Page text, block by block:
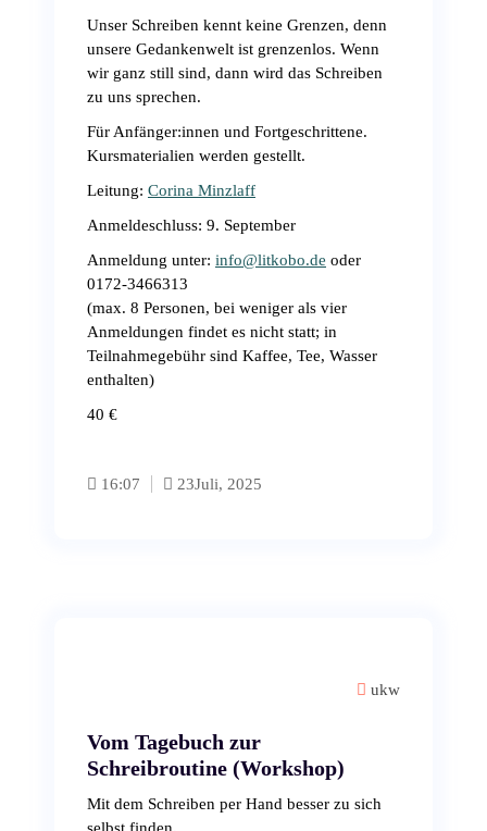
Unser Schreiben kennt keine Grenzen, denn
unsere Gedankenwelt ist grenzenlos. Wenn
wir ganz still sind, dann wird das Schreiben
zu uns sprechen.
Für Anfänger:innen und Fortgeschrittene.
Kursmaterialien werden gestellt.
Leitung: Corina Minzlaff
Anmeldeschluss: 9. September
Anmeldung unter: info@litkobo.de oder
0172-3466313
(max. 8 Personen, bei weniger als vier
Anmeldungen findet es nicht statt; in
Teilnahmegebühr sind Kaffee, Tee, Wasser
enthalten)
40 €
16:07 23Juli, 2025
ukw
Vom Tagebuch zur
Schreibroutine (Workshop)
Mit dem Schreiben per Hand besser zu sich